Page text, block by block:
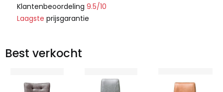
Klantenbeoordeling 9.5/10
Laagste prijsgarantie
Best verkocht